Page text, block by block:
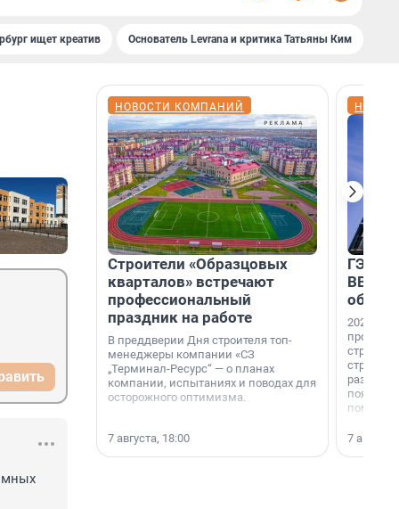
ищет креатив Основатель Levrana и критика Татьяны Ким
НОВОСТИ КОМПАНИЙ
Строители «Образцовых
кварталов» встречают
профессиональный
праздник на работе
В преддверии Дня строителя топ-
менеджеры компании «СЗ
„Терминал-Ресурс“ — о планах
компании, испытаниях и поводах для
осторожного оптимизма.
7 августа, 18:00
ГЭС,
ВВП: в
об
2026-й —
раз. В
7